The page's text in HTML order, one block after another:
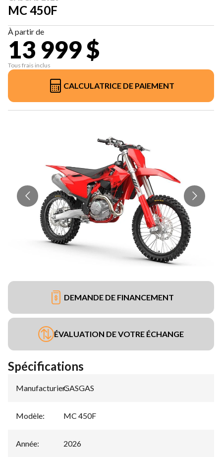
MC 450F
À partir de
13 999 $
Tous frais inclus
CALCULATRICE DE PAIEMENT
DEMANDE DE FINANCEMENT
ÉVALUATION DE VOTRE ÉCHANGE
Spécifications
Manufacturier:
GASGAS
Modèle: MC 450F
Année: 2026